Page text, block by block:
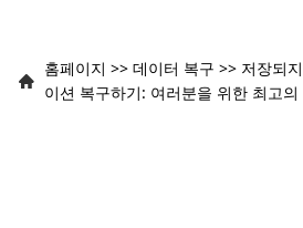
홈페이지 >> 데이터 복구 >> 저장되
이션 복구하기: 여러분을 위한 최고의